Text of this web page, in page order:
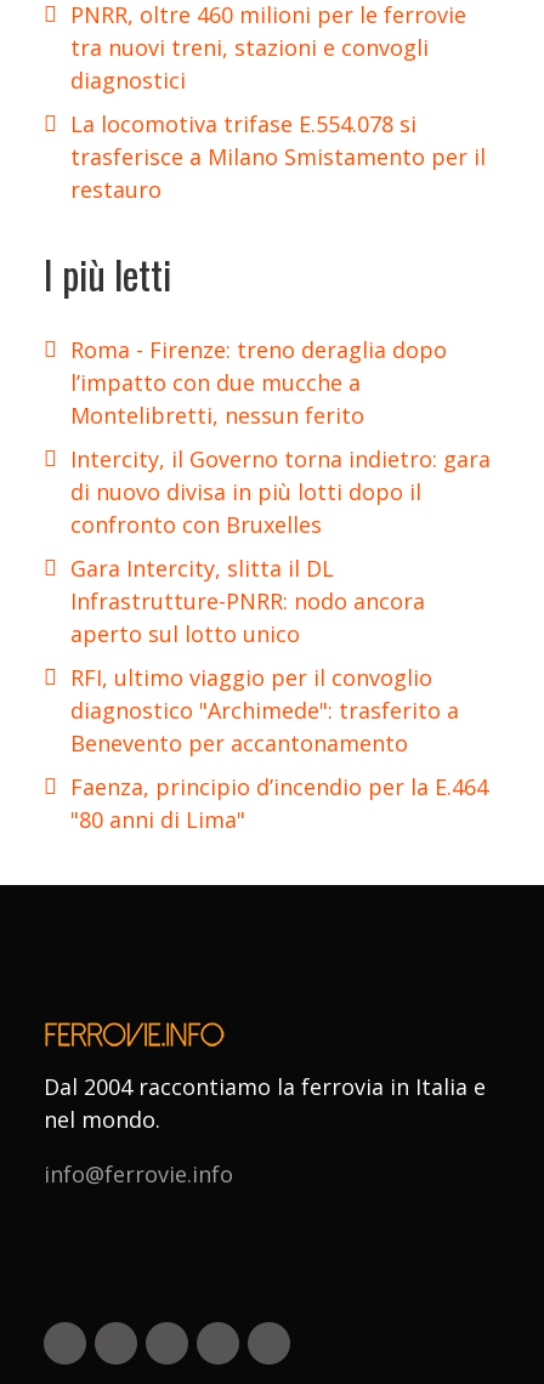
PNRR, oltre 460 milioni per le ferrovie
tra nuovi treni, stazioni e convogli
diagnostici
La locomotiva trifase E.554.078 si
trasferisce a Milano Smistamento per il
restauro
I più letti
Roma - Firenze: treno deraglia dopo
l’impatto con due mucche a
Montelibretti, nessun ferito
Intercity, il Governo torna indietro: gara
di nuovo divisa in più lotti dopo il
confronto con Bruxelles
Gara Intercity, slitta il DL
Infrastrutture-PNRR: nodo ancora
aperto sul lotto unico
RFI, ultimo viaggio per il convoglio
diagnostico "Archimede": trasferito a
Benevento per accantonamento
Faenza, principio d’incendio per la E.464
"80 anni di Lima"
Dal 2004 raccontiamo la ferrovia in Italia e
nel mondo.
info@ferrovie.info